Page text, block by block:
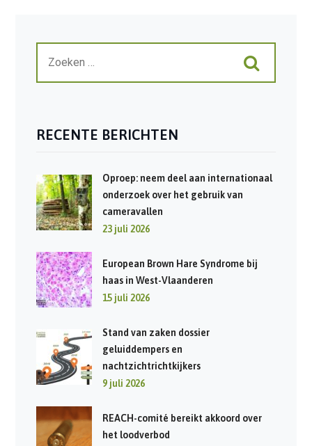
RECENTE BERICHTEN
Oproep: neem deel aan internationaal
onderzoek over het gebruik van
cameravallen
23 juli 2026
European Brown Hare Syndrome bij
haas in West-Vlaanderen
15 juli 2026
Stand van zaken dossier
geluiddempers en
nachtzichtrichtkijkers
9 juli 2026
REACH-comité bereikt akkoord over
het loodverbod